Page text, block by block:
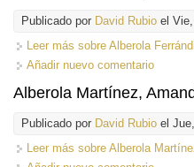
Publicado por David Rubio el
Leer más sobre Alberola
Añadir nuevo comentario
Alberola Martínez,
Publicado por David Rubio el
Leer más sobre Alberola